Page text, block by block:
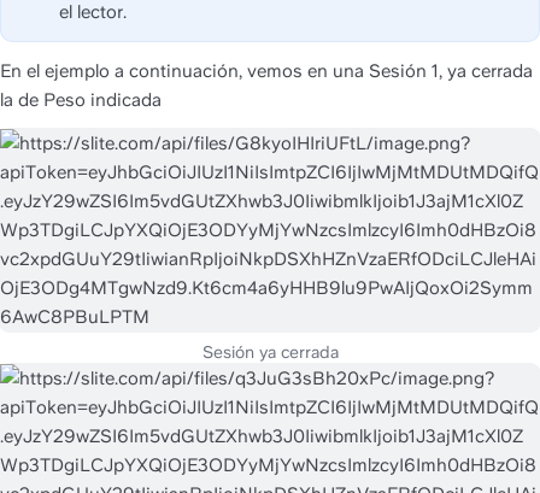
el lector.
En el ejemplo a continuación, vemos en una Sesión 1, ya cerrada
la de Peso indicada